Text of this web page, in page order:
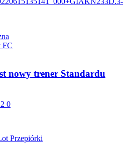
FC
nowy trener Standardu
0
Przepiórki